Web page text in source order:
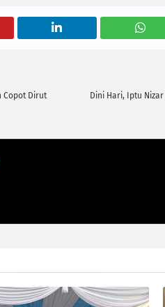
Dini Hari, Iptu
Copot Dirut